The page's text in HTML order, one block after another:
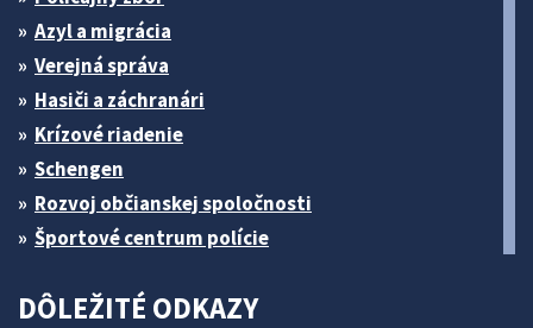
Azyl a migrácia
Verejná správa
Hasiči a záchranári
Krízové riadenie
Schengen
Rozvoj občianskej spoločnosti
Športové centrum polície
DÔLEŽITÉ ODKAZY